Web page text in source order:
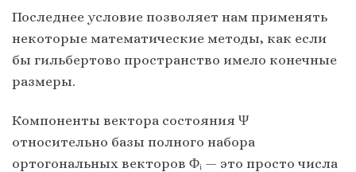
Последнее условие позволяет нам применять
некоторые математические методы, как если
бы гильбертово пространство имело конечные
размеры.
Компоненты вектора состояния Ψ
относительно базы полного набора
ортогональных векторов Φᵢ — это просто числа